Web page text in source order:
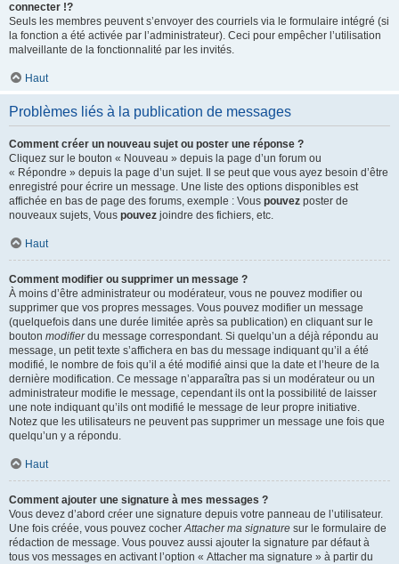
connecter !?
Seuls les membres peuvent s’envoyer des courriels via le formulaire intégré (si
la fonction a été activée par l’administrateur). Ceci pour empêcher l’utilisation
malveillante de la fonctionnalité par les invités.
Haut
Problèmes liés à la publication de messages
Comment créer un nouveau sujet ou poster une réponse ?
Cliquez sur le bouton « Nouveau » depuis la page d’un forum ou
« Répondre » depuis la page d’un sujet. Il se peut que vous ayez besoin d’être
enregistré pour écrire un message. Une liste des options disponibles est
affichée en bas de page des forums, exemple : Vous pouvez poster de
nouveaux sujets, Vous pouvez joindre des fichiers, etc.
Haut
Comment modifier ou supprimer un message ?
À moins d’être administrateur ou modérateur, vous ne pouvez modifier ou
supprimer que vos propres messages. Vous pouvez modifier un message
(quelquefois dans une durée limitée après sa publication) en cliquant sur le
bouton modifierdu message correspondant. Si quelqu’un a déjà répondu au
message, un petit texte s’affichera en bas du message indiquant qu’il a été
modifié, le nombre de fois qu’il a été modifié ainsi que la date et l’heure de la
dernière modification. Ce message n’apparaîtra pas si un modérateur ou un
administrateur modifie le message, cependant ils ont la possibilité de laisser
une note indiquant qu’ils ont modifié le message de leur propre initiative.
Notez que les utilisateurs ne peuvent pas supprimer un message une fois que
quelqu’un y a répondu.
Haut
Comment ajouter une signature à mes messages ?
Vous devez d’abord créer une signature depuis votre panneau de l’utilisateur.
Une fois créée, vous pouvez cocherAttacher ma signature sur le formulaire de
rédaction de message. Vous pouvez aussi ajouter la signature par défaut à
tous vos messages en activant l’option « Attacher ma signature » à partir du